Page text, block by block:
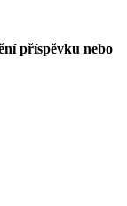
příspěvku nebo